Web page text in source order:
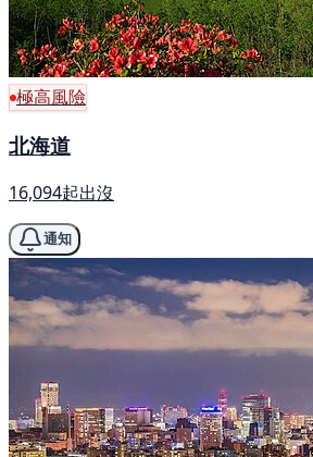
極高風險
北海道
16,094起出沒
通知